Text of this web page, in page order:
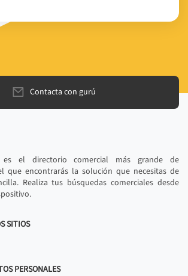
Contacta con gurú
es el directorio comercial más grande de
que encontrarás la solución que necesitas de
Realiza tus búsquedas comerciales desde
SITIOS
PERSONALES